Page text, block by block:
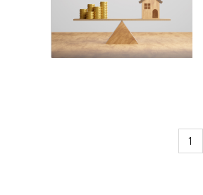
1